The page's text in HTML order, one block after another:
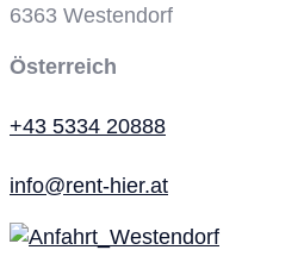
6363 Westendorf
Österreich
+43 5334 20888
info@rent-hier.at